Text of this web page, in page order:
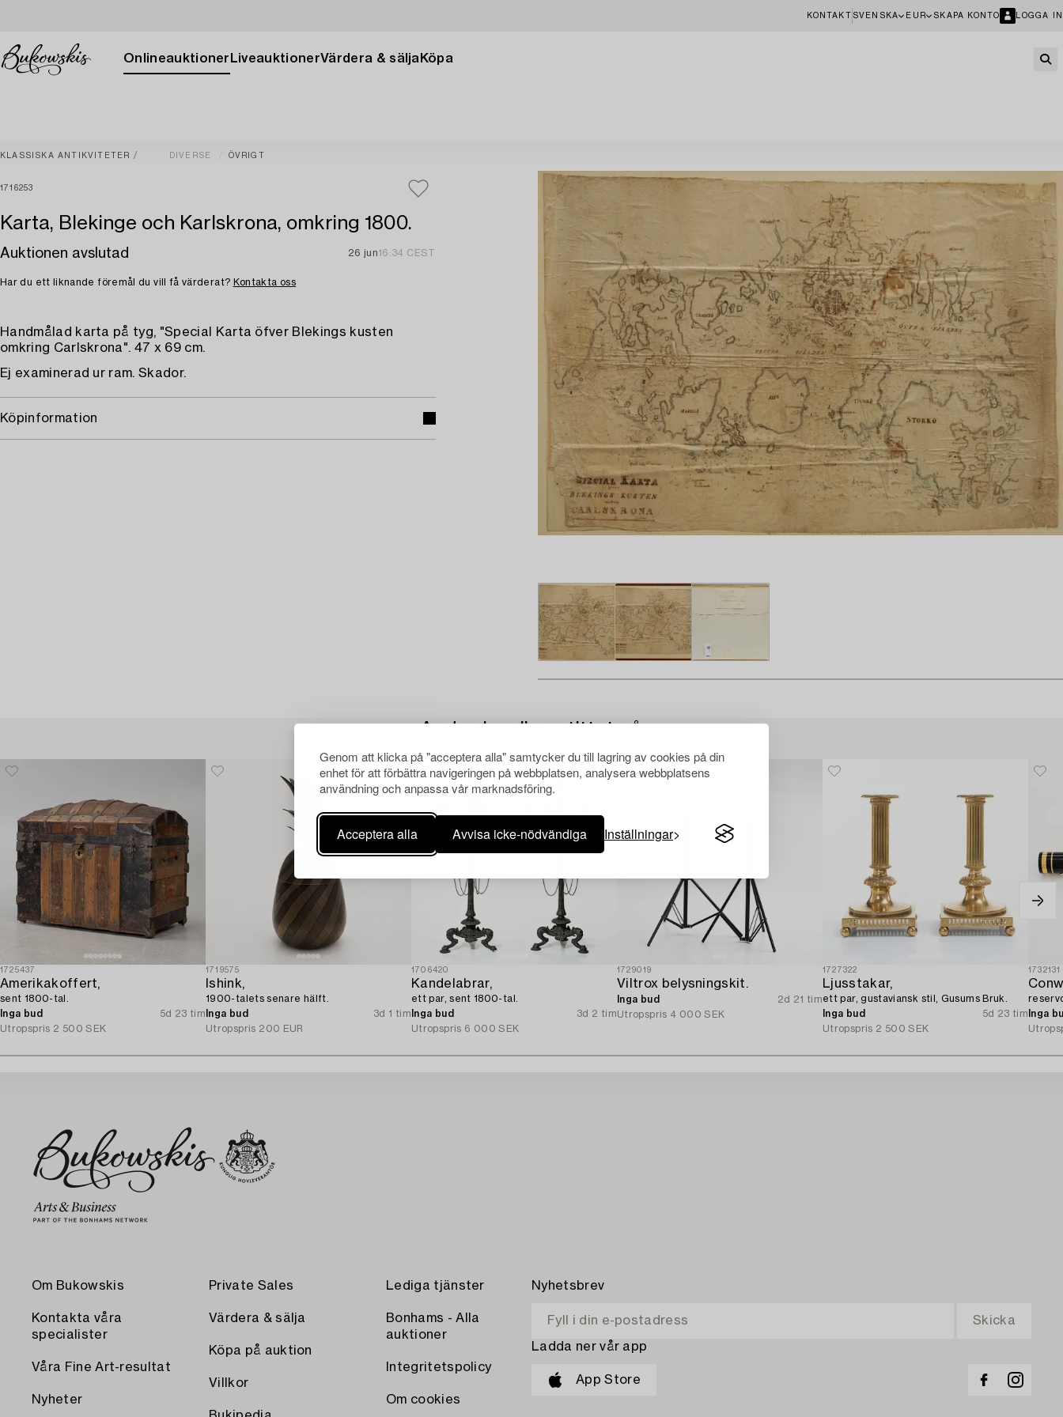
Genom att klicka på "acceptera alla" samtycker du till lagring av cookies på din
enhet för att förbättra navigeringen på webbplatsen, analysera webbplatsens
användning och anpassa vår marknadsföring.
Acceptera alla Avvisa icke-nödvändiga Inställningar
KONTAKT SVENSKA EUR SKAPA KONTO LOGGA IN
Onlineauktioner LiveauktionerVärdera & sälja Köpa
KLASSISKA ANTIKVITETER DIVERSE ÖVRIGT
1716253
Karta, Blekinge och Karlskrona, omkring 1800.
Auktionen avslutad 26 jun16:34 CEST
Har du ett liknande föremål du vill få värderat? Kontakta oss
Handmålad karta på tyg, "Special Karta öfver Blekings kusten
omkring Carlskrona". 47 x 69 cm.
Ej examinerad ur ram. Skador.
Köpinformation
Andra har även tittat på
1725437
Amerikakoffert,
sent 1800-tal.
Inga bud
5d 23 tim
Utropspris 2 500 SEK
1719575
Ishink,
1900-talets senare hälft.
Inga bud
3d 1 tim
Utropspris 200 EUR
1706420
Kandelabrar,
ett par, sent 1800-tal.
Inga bud
3d 2 tim
Utropspris 6 000 SEK
1729019
Viltrox belysningskit.
Inga bud
2d 21 tim
Utropspris 4 000 SEK
1727322
Ljusstakar,
ett par, gustaviansk stil, Gusums Bruk.
Inga bud
5d 23 tim
Utropspris 2 500 SEK
1732131
Inga
Om Bukowskis
Kontakta våra
specialister
Våra Fine Art-resultat
Nyheter
Private Sales
Värdera & sälja
Köpa på auktion
Villkor
Lediga tjänster
Bonhams - Alla
auktioner
Integritetspolicy
Om cookies
Nyhetsbrev
Ladda ner vår app
App Store